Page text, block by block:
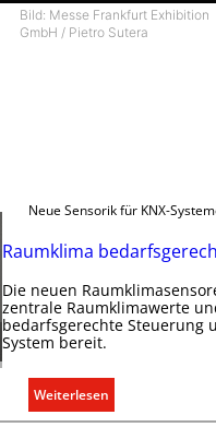
Bild: Messe Frankfurt Exhibition
GmbH / Pietro Sutera
Neue Sensorik für KNX-
Raumklima
Die neuen
zentrale Raumklimawerte
bedarfsgerechte Steuerung
System bereit.
Weiterlesen:
R